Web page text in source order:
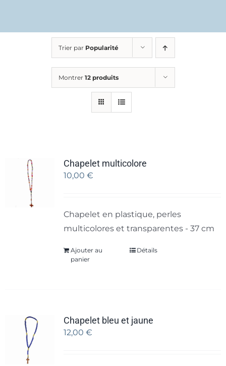
Trier par Popularité
Montrer 12 produits
Chapelet multicolore
10,00 €
Chapelet en plastique, perles
multicolores et transparentes - 37 cm
Ajouter au
panier
Détails
Chapelet bleu et jaune
12,00 €